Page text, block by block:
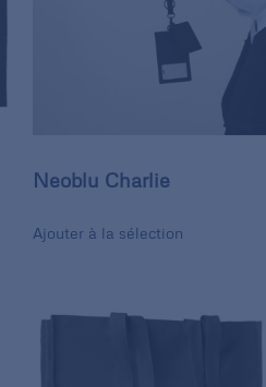
Neoblu Charlie
Ajouter à la sélection